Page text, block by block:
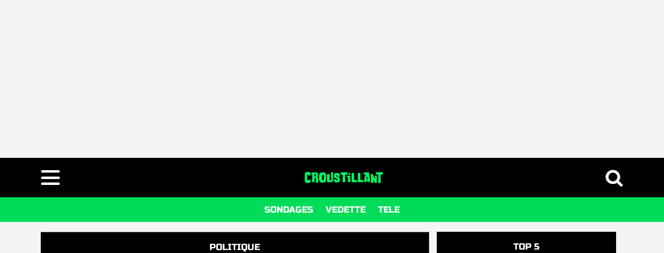
SONDAGES VEDETTE TELE
POLITIQUE TOP 5